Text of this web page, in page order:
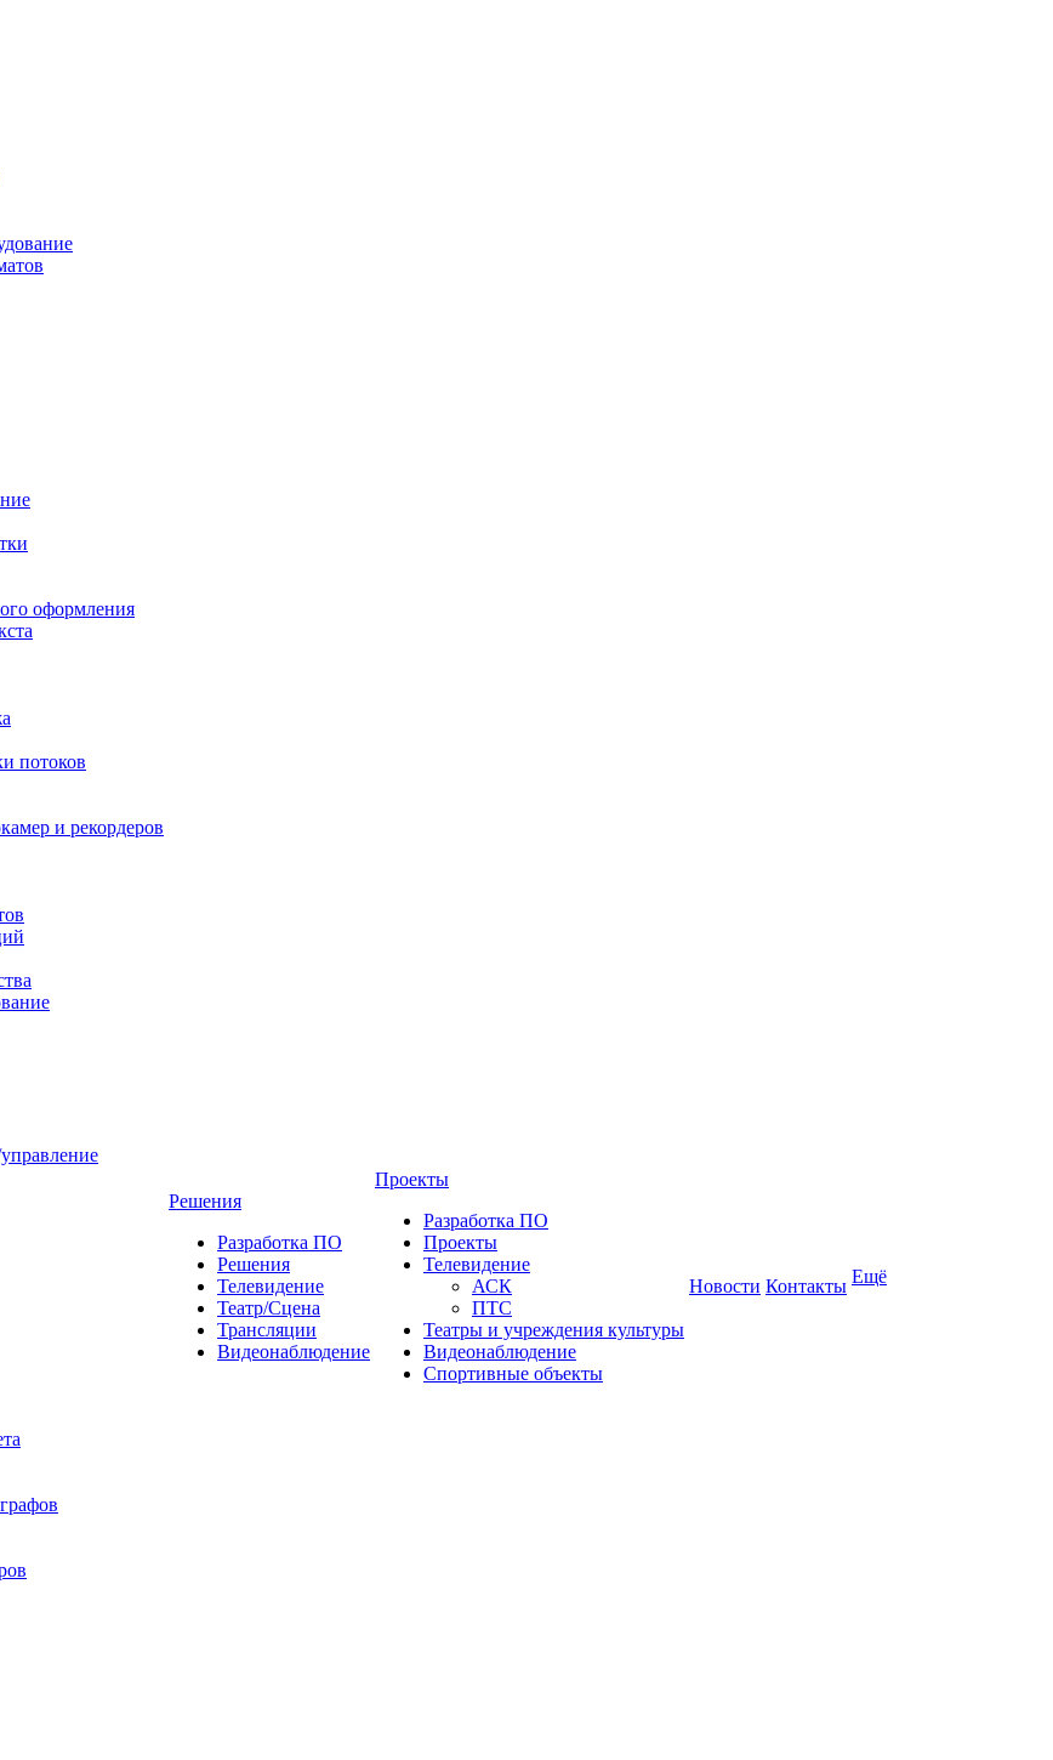
оформления
потоков
и рекордеров
Решения
Разработка ПО
Решения
Телевидение
Театр/Сцена
Трансляции
Видеонаблюдение
Проекты
Разработка ПО
Проекты
Телевидение
АСК
ПТС
Театры и учреждения культуры
Видеонаблюдение
Спортивные объекты
Новости Контакты Ещё